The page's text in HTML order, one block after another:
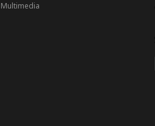
Multimedia